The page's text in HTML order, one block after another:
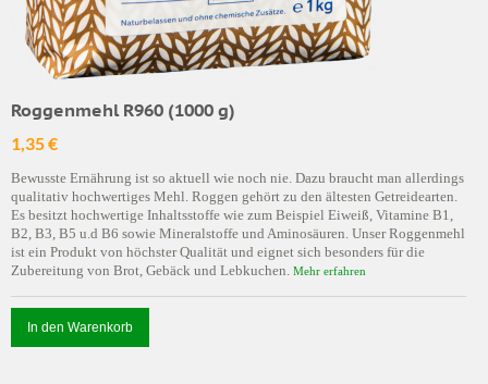
Roggenmehl R960 (1000 g)
1,35 €
Bewusste Ernährung ist so aktuell wie noch nie. Dazu braucht man allerdings
qualitativ hochwertiges Mehl. Roggen gehört zu den ältesten Getreidearten.
Es besitzt hochwertige Inhaltsstoffe wie zum Beispiel Eiweiß, Vitamine B1,
B2, B3, B5 u.d B6 sowie Mineralstoffe und Aminosäuren. Unser Roggenmehl
ist ein Produkt von höchster Qualität und eignet sich besonders für die
Zubereitung von Brot, Gebäck und Lebkuchen. Mehr erfahren
In den Warenkorb